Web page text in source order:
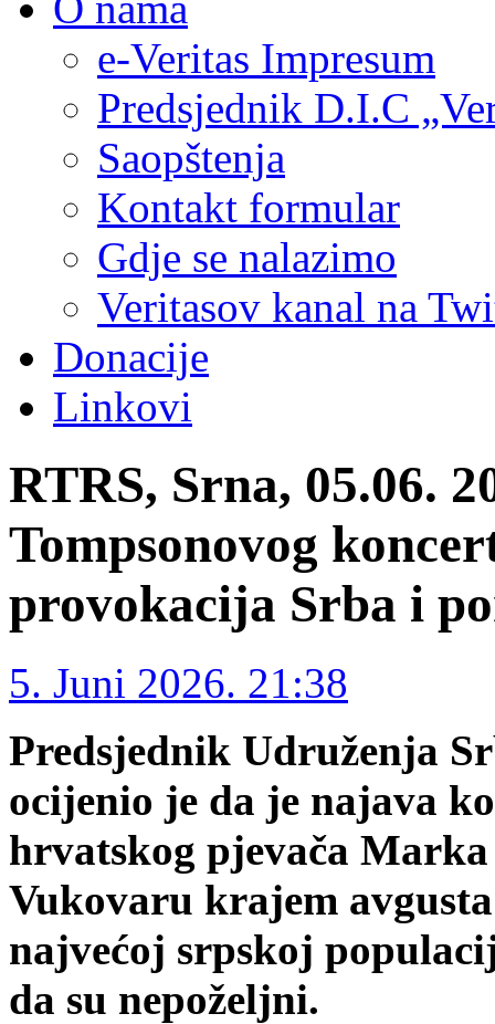
e-Veritas Impresum
Predsjednik D.I.C
Saopštenja
Kontakt formular
Gdje se nalazimo
Veritasov kanal na
Donacije
Linkovi
RTRS, Srna, 05.06.
Tompsonovog
provokacija Srba i
5. Juni 2026. 21:38
Predsjednik Udruženja
ocijenio je da je najava
hrvatskog pjevača
Vukovaru krajem
najvećoj srpskoj
da su nepoželjni.